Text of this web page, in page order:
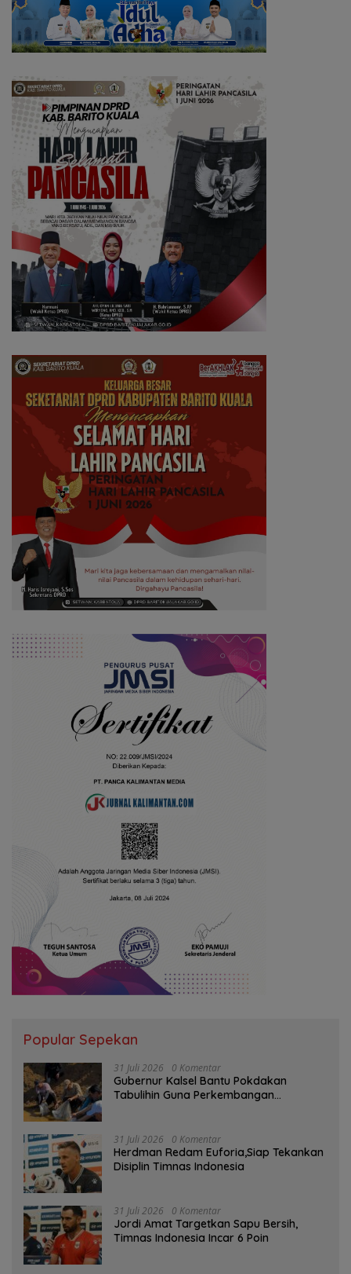
Popular Sepekan
31 Juli 2026 0 Komentar
Gubernur Kalsel Bantu Pokdakan
Tabulihin Guna Perkembangan
31 Juli 2026 0 Komentar
Herdman Redam Euforia,Siap Tekankan
Disiplin Timnas Indonesia
31 Juli 2026 0 Komentar
Jordi Amat Targetkan Sapu Bersih,
Timnas Indonesia Incar 6 Poin